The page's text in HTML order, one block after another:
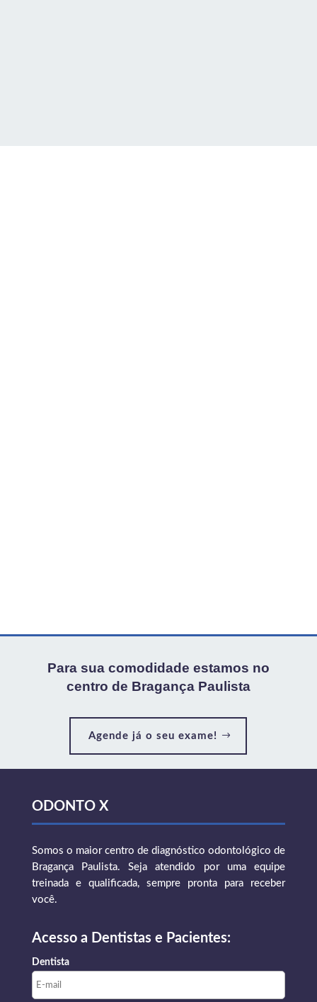
Para sua comodidade estamos no
centro de Bragança Paulista
Agende já o seu exame!
ODONTO X
Somos o maior centro de diagnóstico odontológico de
Bragança Paulista. Seja atendido por uma equipe
treinada e qualificada, sempre pronta para receber
você.
Acesso a Dentistas e Pacientes:
Dentista